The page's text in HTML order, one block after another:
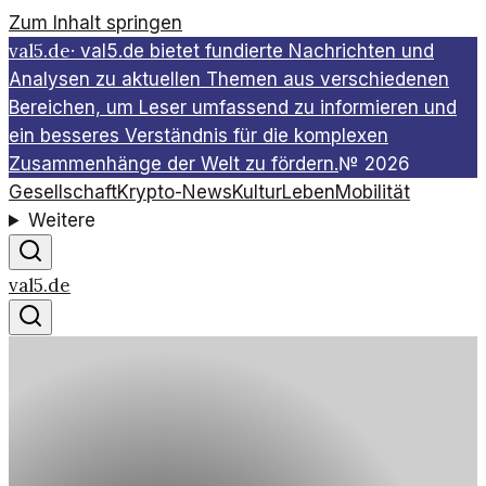
Zum Inhalt springen
val5.de· val5.de bietet fundierte Nachrichten und
Analysen zu aktuellen Themen aus verschiedenen
Bereichen, um Leser umfassend zu informieren und
ein besseres Verständnis für die komplexen
Zusammenhänge der Welt zu fördern.№ 2026
GesellschaftKrypto-NewsKulturLebenMobilität
Weitere
val5.de